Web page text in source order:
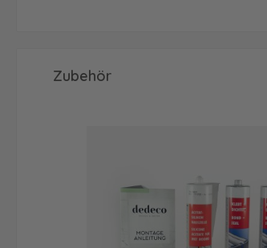
Produktgalerie überspringen
Zubehör